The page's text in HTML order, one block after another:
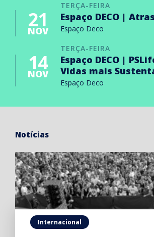
TERÇA-FEIRA
21
NOV
Espaço DECO |
Espaço Deco
TERÇA-FEIRA
14
NOV
Espaço DECO |
Vidas mais
Espaço Deco
Notícias
Internacional